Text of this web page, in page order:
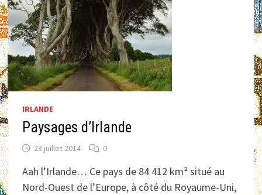
IRLANDE
Paysages d’Irlande
23 juillet 2014 0
Aah l’Irlande… Ce pays de 84 412 km² situé au
Nord-Ouest de l’Europe, à côté du Royaume-Uni,